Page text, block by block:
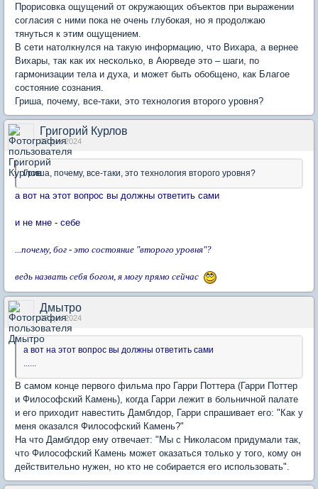
Прорисовка ощущений от окружающих объектов при выражении
согласия с ними пока не очень глубокая, но я продолжаю
тянуться к этим ощущением.
В сети натолкнулся на такую информацию, что Вихара, а вернее
Вихары, так как их несколько, в Аюрведе это – шаги, по
гармонизации тела и духа, и может быть обобщено, как Благое
состояние сознания.
Гриша, почему, все-таки, это технология второго уровня?
Григорий Курлов
07 дек 2024
Гриша, почему, все-таки, это технология второго уровня?
а вот на этот вопрос вы должны ответить сами
и не мне - себе
...почему, бог - это состояние "второго уровня"?
ведь назвать себя богом, я могу прямо сейчас
Дмытро
07 дек 2024
а вот на этот вопрос вы должны ответить сами
......
В самом конце первого фильма про Гарри Поттера (Гарри Поттер
и Философский Камень), когда Гарри лежит в больничной палате
и его приходит навестить Дамблдор, Гарри спрашивает его: "Как у
меня оказался Философский Камень?"
На что Дамблдор ему отвечает: "Мы с Николасом придумали так,
что Философский Камень может оказаться только у того, кому он
действительно нужен, но кто не собирается его использовать".